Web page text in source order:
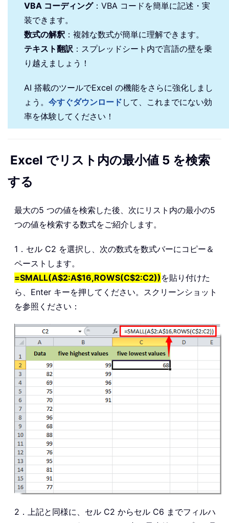
VBA コーディング：VBA コードを簡単に記述・実
装できます。
数式の解釈 ：複雑な数式が簡単に理解できます。
テキスト翻訳 ：スプレッドシート内で言語の壁を乗
り越えましょう！
AI 搭載のツールでExcel の機能をさらに強化しまし
ょう。 今すぐダウンロード して、これまでにない効
率を体験してください！
Excel でリスト内の最小値 5 を検索
する
最大の5 つの値を検索した後、次にリスト内の最小の5
つの値を検索する数式をご紹介します。
1．セル C2 を選択し、次の数式を数式バーにコピー＆
ペーストします。
=SMALL(A$2:A$16,ROWS(C$2:C2)) を貼り付けた
ら、Enter キーを押してください。スクリーンショット
を参照ください：
2．上記と同様に、セル C2 からセル C6 までフィルハ